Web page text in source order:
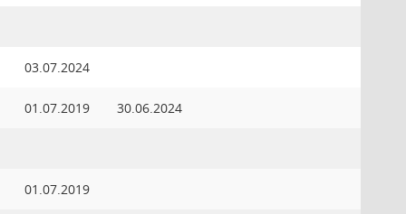
03.07.2024
01.07.2019 30.06.2024
01.07.2019